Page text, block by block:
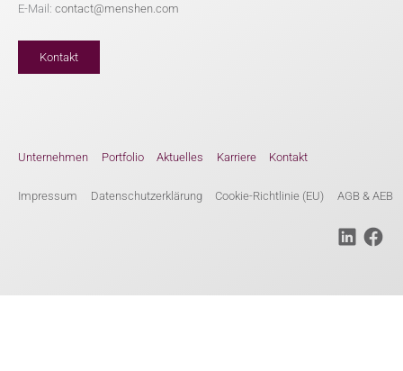
E-Mail: contact@menshen.com
Kontakt
Unternehmen Portfolio Aktuelles Karriere Kontakt
Impressum Datenschutzerklärung Cookie-Richtlinie (EU) AGB & AEB